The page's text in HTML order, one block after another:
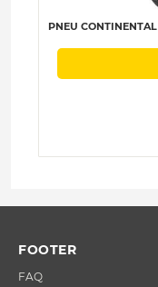
PNEU
FOOTER
FAQ